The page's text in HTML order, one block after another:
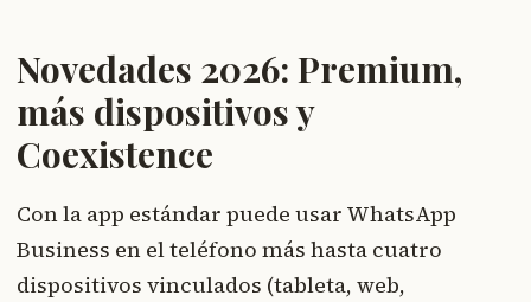
Novedades 2026: Premium,
más dispositivos y
Coexistence
Con la app estándar puede usar WhatsApp
Business en el teléfono más hasta cuatro
dispositivos vinculados (tableta, web,